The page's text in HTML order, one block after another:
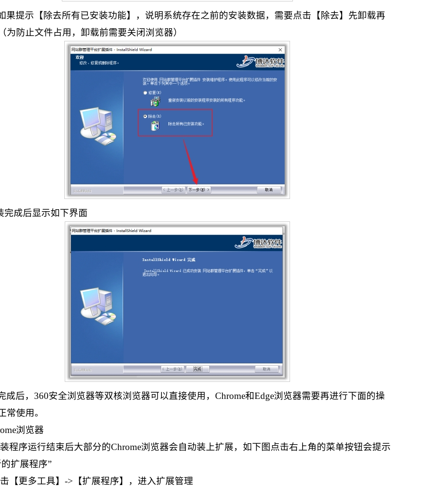
果提示【除去所有已安装功能】，说明系统存在之前的安装数据，需要点击【除去】先卸载再
为防止文件占用，卸载前需要关闭浏览器）
完成后显示如下界面
成后，360安全浏览器等双核浏览器可以直接使用，Chrome和Edge浏览器需要再进行下面的操
常使用。
浏览器
程序运行结束后大部分的Chrome浏览器会自动装上扩展，如下图点击右上角的菜单按钮会提示
扩展程序”
【更多工具】->【扩展程序】，进入扩展管理